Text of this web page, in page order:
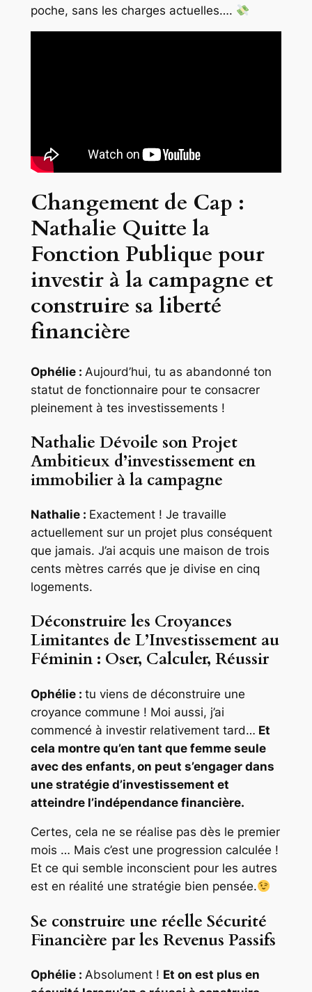
poche, sans les charges actuelles….
Changement de Cap :
Nathalie Quitte la
Fonction Publique pour
investir à la campagne et
construire sa liberté
financière
Ophélie : Aujourd’hui, tu as abandonné ton
statut de fonctionnaire pour te consacrer
pleinement à tes investissements !
Nathalie Dévoile son Projet
Ambitieux d’investissement en
immobilier à la campagne
Nathalie : Exactement ! Je travaille
actuellement sur un projet plus conséquent
que jamais. J’ai acquis une maison de trois
cents mètres carrés que je divise en cinq
logements.
Déconstruire les Croyances
Limitantes de L’Investissement au
Féminin : Oser, Calculer, Réussir
Ophélie : tu viens de déconstruire une
croyance commune ! Moi aussi, j’ai
commencé à investir relativement tard… Et
cela montre qu’en tant que femme seule
avec des enfants, on peut s’engager dans
une stratégie d’investissement et
atteindre l’indépendance financière.
Certes, cela ne se réalise pas dès le premier
mois … Mais c’est une progression calculée !
Et ce qui semble inconscient pour les autres
est en réalité une stratégie bien pensée.
Se construire une réelle Sécurité
Financière par les Revenus Passifs
Ophélie : Absolument ! Et on est plus en